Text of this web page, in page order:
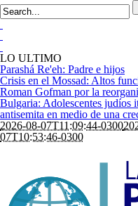
LO ULTIMO
Parashá Re'eh: Padre e hijos
Crisis en el Mossad: Altos
Roman Gofman por la
Bulgaria: Adolescentes judíos
antisemita en medio de una
2026-08-07T11:09:44-0300
07T10:53:46-0300